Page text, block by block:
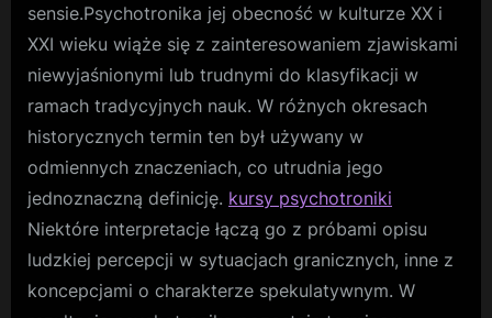
sensie.Psychotronika jej obecność w kulturze XX i
XXI wieku wiąże się z zainteresowaniem zjawiskami
niewyjaśnionymi lub trudnymi do klasyfikacji w
ramach tradycyjnych nauk. W różnych okresach
historycznych termin ten był używany w
odmiennych znaczeniach, co utrudnia jego
jednoznaczną definicję. kursy psychotroniki
Niektóre interpretacje łączą go z próbami opisu
ludzkiej percepcji w sytuacjach granicznych, inne z
koncepcjami o charakterze spekulatywnym. W